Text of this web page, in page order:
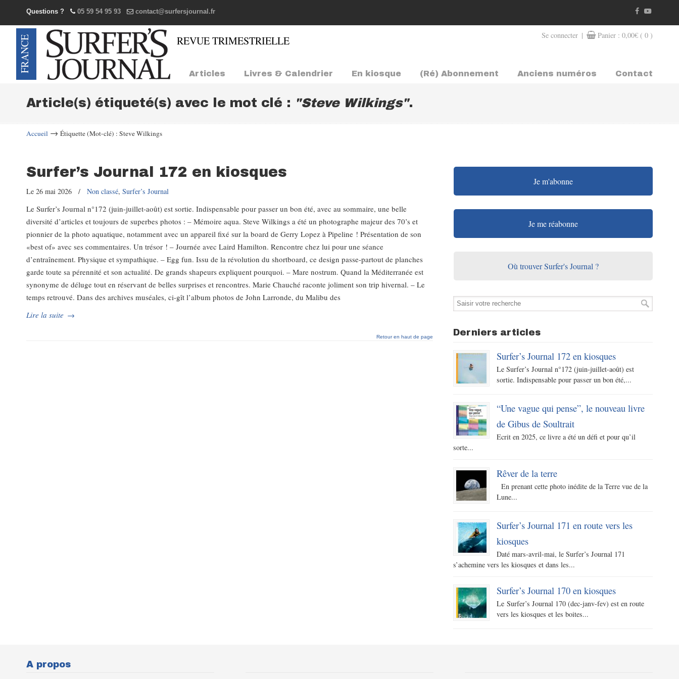
Questions ? 05 59 54 95 93 contact@surfersjournal.fr
Se connecter | Panier : 0,00€ ( 0 )
Articles Livres & Calendrier En kiosque (Ré) Abonnement Anciens numéros Contact
Navigation
Article(s) étiqueté(s) avec le mot clé : "Steve Wilkings".
Accueil → Étiquette (Mot-clé) : Steve Wilkings
Surfer’s Journal 172 en kiosques
Le 26 mai 2026 / Non classé, Surfer’s Journal
Le Surfer’s Journal n°172 (juin-juillet-août) est sortie. Indispensable pour passer un bon été, avec au sommaire, une belle
diversité d’articles et toujours de superbes photos : – Mémoire aqua. Steve Wilkings a été un photographe majeur des 70’s et
pionnier de la photo aquatique, notamment avec un appareil fixé sur la board de Gerry Lopez à Pipeline ! Présentation de son
«best of» avec ses commentaires. Un trésor ! – Journée avec Laird Hamilton. Rencontre chez lui pour une séance
d’entraînement. Physique et sympathique. – Egg fun. Issu de la révolution du shortboard, ce design passe-partout de planches
garde toute sa pérennité et son actualité. De grands shapeurs expliquent pourquoi. – Mare nostrum. Quand la Méditerranée est
synonyme de déluge tout en réservant de belles surprises et rencontres. Marie Chauché raconte joliment son trip hivernal. – Le
temps retrouvé. Dans des archives muséales, ci-gît l’album photos de John Larronde, du Malibu des
Lire la suite →
Retour en haut de page
Je m'abonne
Je me réabonne
Où trouver Surfer's Journal ?
Derniers articles
Surfer’s Journal 172 en kiosques
Le Surfer’s Journal n°172 (juin-juillet-août) est
sortie. Indispensable pour passer un bon été,...
“Une vague qui pense”, le nouveau livre
de Gibus de Soultrait
Ecrit en 2025, ce livre a été un défi et pour qu’il
sorte...
Rêver de la terre
En prenant cette photo inédite de la Terre vue de la
Lune...
Surfer’s Journal 171 en route vers les
kiosques
Daté mars-avril-mai, le Surfer’s Journal 171
s’achemine vers les kiosques et dans les...
Surfer’s Journal 170 en kiosques
Le Surfer’s Journal 170 (dec-janv-fev) est en route
vers les kiosques et les boites...
A propos